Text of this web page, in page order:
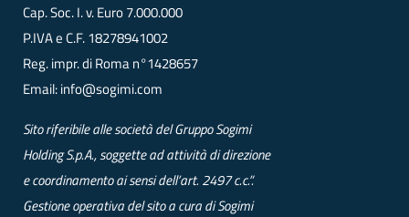
Cap. Soc. I. v. Euro 7.000.000
P.IVA e C.F. 18278941002
Reg. impr. di Roma n°1428657
Email:info@sogimi.com
Sito riferibile alle società del Gruppo Sogimi
Holding S.p.A., soggette ad attività di direzione
e coordinamento ai sensi dell’art. 2497 c.c.”.
Gestione operativa del sito a cura di Sogimi